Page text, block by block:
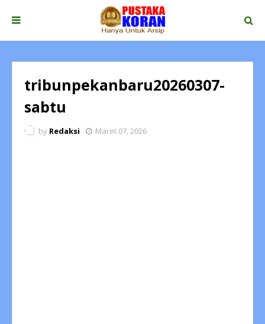
tribunpekanbaru20260307-
sabtu
by Redaksi Maret 07, 2026